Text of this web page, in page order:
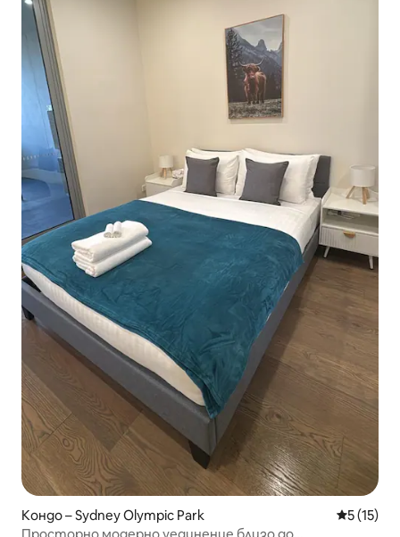
Кондо – Sydney Olympic Park Средна
5 (15)
Просторно модерно уединение близо до